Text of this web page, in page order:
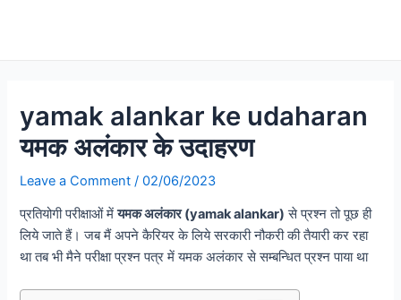
yamak alankar ke udaharan
यमक अलंकार के उदाहरण
Leave a Comment /02/06/2023
प्रतियोगी परीक्षाओं मेंयमक अलंकार (yamak alankar) से प्रश्न तो पूछ ही
लिये जाते हैं। जब मैं अपने कैरियर के लिये सरकारी नौकरी की तैयारी कर रहा
था तब भी मैने परीक्षा प्रश्न पत्र में यमक अलंकार से सम्बन्धित प्रश्न पाया था